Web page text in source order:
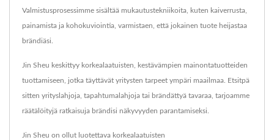
Valmistusprosessimme sisältää mukautustekniikoita, kuten kaiverrusta,
painamista ja kohokuviointia, varmistaen, että jokainen tuote heijastaa
brändiäsi.
Jin Sheu keskittyy korkealaatuisten, kestävämpien mainontatuotteiden
tuottamiseen, jotka täyttävät yritysten tarpeet ympäri maailmaa. Etsitpä
sitten yrityslahjoja, tapahtumalahjoja tai brändättyä tavaraa, tarjoamme
räätälöityjä ratkaisuja brändisi näkyvyyden parantamiseksi.
Jin Sheu on ollut luotettava korkealaatuisten